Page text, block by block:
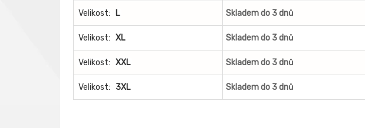
Velikost: L Skladem do 3 dnů
Velikost: XL Skladem do 3 dnů
Velikost: XXL Skladem do 3 dnů
Velikost: 3XL Skladem do 3 dnů